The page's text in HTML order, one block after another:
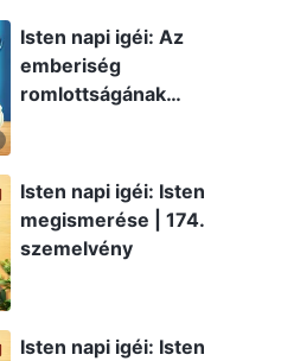
Isten napi igéi: Az
emberiség
romlottságának
Isten napi igéi: Isten
megismerése | 174.
szemelvény
Isten napi igéi: Isten